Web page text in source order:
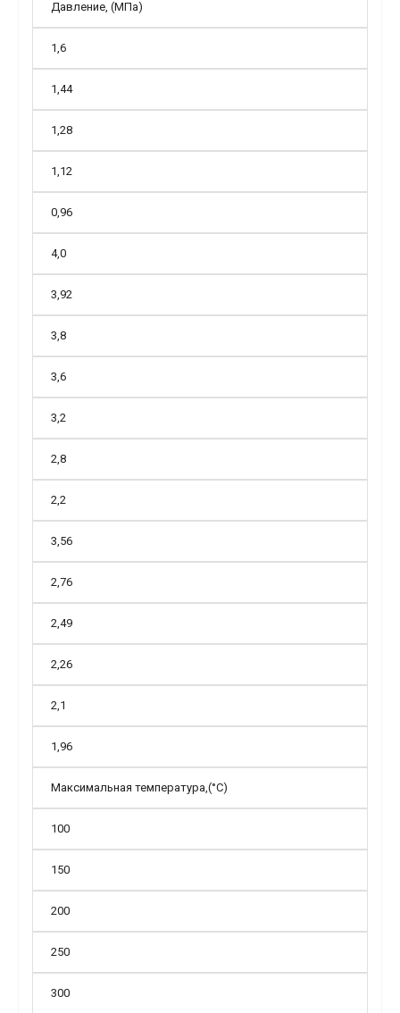
Давление, (МПа)
1,6
1,44
1,28
1,12
0,96
4,0
3,92
3,8
3,6
3,2
2,8
2,2
3,56
2,76
2,49
2,26
2,1
1,96
Максимальная температура,(°С)
100
150
200
250
300